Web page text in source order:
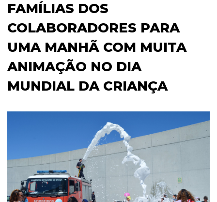
FAMÍLIAS DOS
COLABORADORES PARA
UMA MANHÃ COM MUITA
ANIMAÇÃO NO DIA
MUNDIAL DA CRIANÇA